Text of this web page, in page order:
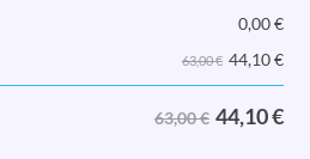
0,00€
63,00 € 44,10€
63,00 € 44,10€